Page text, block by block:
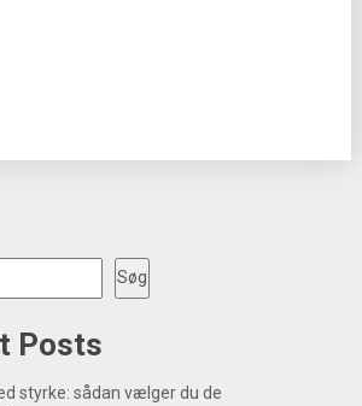
Søg
Posts
styrke: sådan vælger du de